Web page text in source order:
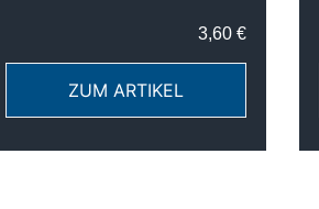
3,60 €
ZUM ARTIKEL